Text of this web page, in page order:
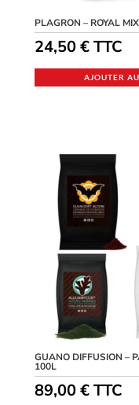
PLAGRON – ROYAL
24,50€TTC
AJOUTER
GUANO DIFFUSION –
100L
89,00€TTC